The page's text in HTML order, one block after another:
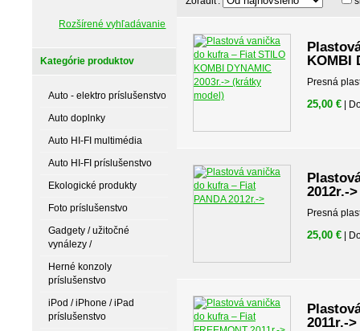
Rozšírené vyhľadávanie
Kategórie produktov
Auto - elektro príslušenstvo
Auto doplnky
Auto HI-FI multimédia
Auto HI-FI príslušenstvo
Ekologické produkty
Foto príslušenstvo
Gadgety / užitočné
vynálezy /
Herné konzoly
príslušenstvo
iPod / iPhone / iPad
príslušenstvo
KOMBI
Presná
25,00 € |
2012r.->
Presná
25,00 € |
2011r.->